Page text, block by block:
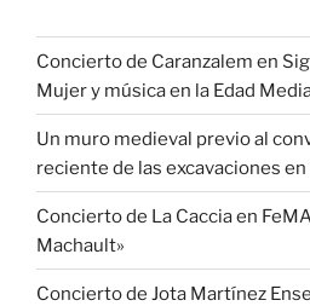
Concierto de Caranzalem en
Mujer y música en la Edad
Un muro medieval previo al
reciente de las excavaciones en
Concierto de La Caccia en
Machault»
Concierto de Jota Martínez